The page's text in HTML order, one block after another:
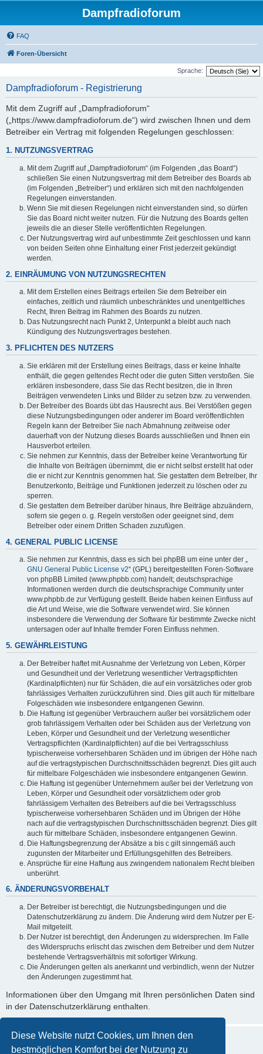
Diese Website nutzt Cookies, um Ihnen den
bestmöglichen Komfort bei der Nutzung zu
Dampfradioforum
FAQ
Foren-Übersicht
Sprache:
Dampfradioforum - Registrierung
Mit dem Zugriff auf „Dampfradioforum“
(„https://www.dampfradioforum.de“) wird zwischen Ihnen und dem
Betreiber ein Vertrag mit folgenden Regelungen geschlossen:
1. NUTZUNGSVERTRAG
Mit dem Zugriff auf „Dampfradioforum“ (im Folgenden „das Board“)
schließen Sie einen Nutzungsvertrag mit dem Betreiber des Boards ab
(im Folgenden „Betreiber“) und erklären sich mit den nachfolgenden
Regelungen einverstanden.
Wenn Sie mit diesen Regelungen nicht einverstanden sind, so dürfen
Sie das Board nicht weiter nutzen. Für die Nutzung des Boards gelten
jeweils die an dieser Stelle veröffentlichten Regelungen.
Der Nutzungsvertrag wird auf unbestimmte Zeit geschlossen und kann
von beiden Seiten ohne Einhaltung einer Frist jederzeit gekündigt
werden.
2. EINRÄUMUNG VON NUTZUNGSRECHTEN
Mit dem Erstellen eines Beitrags erteilen Sie dem Betreiber ein
einfaches, zeitlich und räumlich unbeschränktes und unentgeltliches
Recht, Ihren Beitrag im Rahmen des Boards zu nutzen.
Das Nutzungsrecht nach Punkt 2, Unterpunkt a bleibt auch nach
Kündigung des Nutzungsvertrages bestehen.
3. PFLICHTEN DES NUTZERS
Sie erklären mit der Erstellung eines Beitrags, dass er keine Inhalte
enthält, die gegen geltendes Recht oder die guten Sitten verstoßen. Sie
erklären insbesondere, dass Sie das Recht besitzen, die in Ihren
Beiträgen verwendeten Links und Bilder zu setzen bzw. zu verwenden.
Der Betreiber des Boards übt das Hausrecht aus. Bei Verstößen gegen
diese Nutzungsbedingungen oder anderer im Board veröffentlichten
Regeln kann der Betreiber Sie nach Abmahnung zeitweise oder
dauerhaft von der Nutzung dieses Boards ausschließen und Ihnen ein
Hausverbot erteilen.
Sie nehmen zur Kenntnis, dass der Betreiber keine Verantwortung für
die Inhalte von Beiträgen übernimmt, die er nicht selbst erstellt hat oder
die er nicht zur Kenntnis genommen hat. Sie gestatten dem Betreiber, Ihr
Benutzerkonto, Beiträge und Funktionen jederzeit zu löschen oder zu
sperren.
Sie gestatten dem Betreiber darüber hinaus, Ihre Beiträge abzuändern,
sofern sie gegen o. g. Regeln verstoßen oder geeignet sind, dem
Betreiber oder einem Dritten Schaden zuzufügen.
4. GENERAL PUBLIC LICENSE
Sie nehmen zur Kenntnis, dass es sich bei phpBB um eine unter der „
GNU General Public License v2“ (GPL) bereitgestellten Foren-Software
von phpBB Limited (www.phpbb.com) handelt; deutschsprachige
Informationen werden durch die deutschsprachige Community unter
www.phpbb.de zur Verfügung gestellt. Beide haben keinen Einfluss auf
die Art und Weise, wie die Software verwendet wird. Sie können
insbesondere die Verwendung der Software für bestimmte Zwecke nicht
untersagen oder auf Inhalte fremder Foren Einfluss nehmen.
5. GEWÄHRLEISTUNG
Der Betreiber haftet mit Ausnahme der Verletzung von Leben, Körper
und Gesundheit und der Verletzung wesentlicher Vertragspflichten
(Kardinalpflichten) nur für Schäden, die auf ein vorsätzliches oder grob
fahrlässiges Verhalten zurückzuführen sind. Dies gilt auch für mittelbare
Folgeschäden wie insbesondere entgangenen Gewinn.
Die Haftung ist gegenüber Verbrauchern außer bei vorsätzlichem oder
grob fahrlässigem Verhalten oder bei Schäden aus der Verletzung von
Leben, Körper und Gesundheit und der Verletzung wesentlicher
Vertragspflichten (Kardinalpflichten) auf die bei Vertragsschluss
typischerweise vorhersehbaren Schäden und im übrigen der Höhe nach
auf die vertragstypischen Durchschnittsschäden begrenzt. Dies gilt auch
für mittelbare Folgeschäden wie insbesondere entgangenen Gewinn.
Die Haftung ist gegenüber Unternehmern außer bei der Verletzung von
Leben, Körper und Gesundheit oder vorsätzlichem oder grob
fahrlässigem Verhalten des Betreibers auf die bei Vertragsschluss
typischerweise vorhersehbaren Schäden und im Übrigen der Höhe
nach auf die vertragstypischen Durchschnittsschäden begrenzt. Dies gilt
auch für mittelbare Schäden, insbesondere entgangenen Gewinn.
Die Haftungsbegrenzung der Absätze a bis c gilt sinngemäß auch
zugunsten der Mitarbeiter und Erfüllungsgehilfen des Betreibers.
Ansprüche für eine Haftung aus zwingendem nationalem Recht bleiben
unberührt.
6. ÄNDERUNGSVORBEHALT
Der Betreiber ist berechtigt, die Nutzungsbedingungen und die
Datenschutzerklärung zu ändern. Die Änderung wird dem Nutzer per E-
Mail mitgeteilt.
Der Nutzer ist berechtigt, den Änderungen zu widersprechen. Im Falle
des Widerspruchs erlischt das zwischen dem Betreiber und dem Nutzer
bestehende Vertragsverhältnis mit sofortiger Wirkung.
Die Änderungen gelten als anerkannt und verbindlich, wenn der Nutzer
den Änderungen zugestimmt hat.
Informationen über den Umgang mit Ihren persönlichen Daten sind
in der Datenschutzerklärung enthalten.